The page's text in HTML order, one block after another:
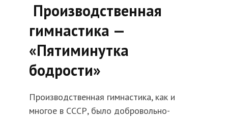
Производственная
гимнастика —
«Пятиминутка
бодрости»
Производственная гимнастика, как и
многое в СССР, было добровольно-